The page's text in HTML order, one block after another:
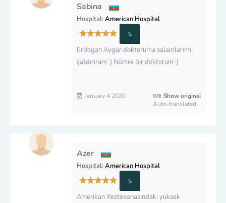
Sabina
Hospital:American Hospital
5
Erdogan Aygar doktoruma salamlarımı
çatdırıram :) Nömre bir doktorum :)
January 4 2020
Show original
Auto-translated
Azer
Hospital:American Hospital
5
Amerikan Xestexanasındakı yüksek